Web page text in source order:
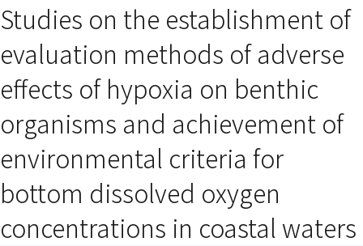
Studies on the establishment of
evaluation methods of adverse
effects of hypoxia on benthic
organisms and achievement of
environmental criteria for
bottom dissolved oxygen
concentrations in coastal waters